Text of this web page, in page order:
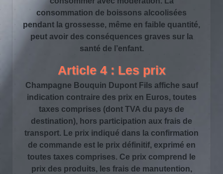
consommation de boissons alcoolisées
pendant la grossesse, même en faible quantité,
peut avoir des conséquences graves sur la
santé de l’enfant.
Article 4 : Les prix
Champagne Bouquin Dupont Fils affiche sauf
indication contraire des prix en Euros, toutes
taxes comprises (dont TVA du pays de
destination), hors participation aux frais de
transport. Le prix indiqué dans la confirmation
de commande est le prix définitif, exprimé en
toutes taxes comprises. Ce prix comprend le
prix des produits, les frais de manutention,